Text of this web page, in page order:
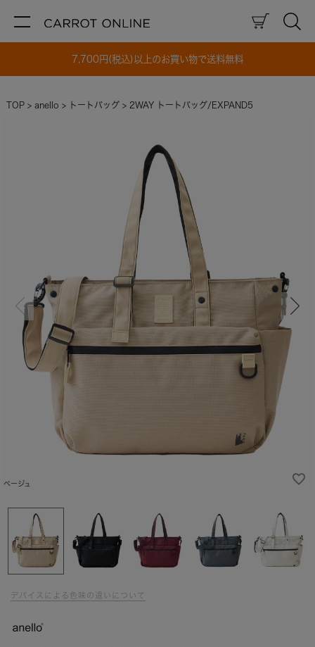
7,700円(税込)以上のお買い物で送料無料
TOP anello トートバッグ 2WAY トートバッグ/EXPAND5
ベージュ
デバイスによる色味の違いについて